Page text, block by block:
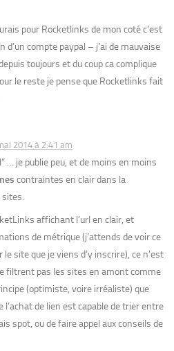
pour Rocketlinks de mon coté c’est
d’un compte paypal – j’ai de mauvaise
toujours et du coup ca complique
le reste je pense que Rocketlinks fait
2014 à 2:41 am
… je publie peu, et de moins en moins
contraintes en clair dans la
sites.
affichant l’url en clair, et
de métrique (j’attends de voir ce
site que je viens d’y inscrire), ce n’est
filtrent pas les sites en amont comme
(optimiste, voire irréaliste) que
l’achat de lien est capable de trier entre
spot, ou de faire appel aux conseils de